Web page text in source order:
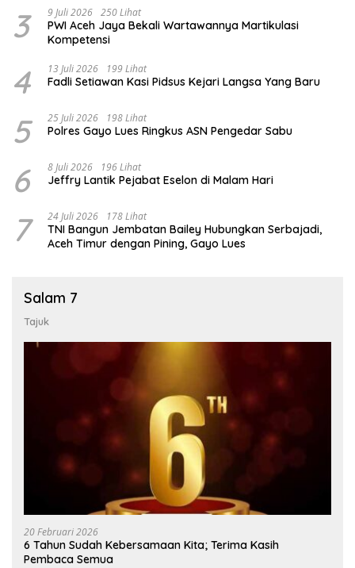
3 9 Juli 2026 250 Lihat
PWI Aceh Jaya Bekali Wartawannya Martikulasi
Kompetensi
4 13 Juli 2026 199 Lihat
Fadli Setiawan Kasi Pidsus Kejari Langsa Yang Baru
5 25 Juli 2026 198 Lihat
Polres Gayo Lues Ringkus ASN Pengedar Sabu
6 8 Juli 2026 196 Lihat
Jeffry Lantik Pejabat Eselon di Malam Hari
7 24 Juli 2026 178 Lihat
TNI Bangun Jembatan Bailey Hubungkan Serbajadi,
Aceh Timur dengan Pining, Gayo Lues
Salam 7
Tajuk
20 Februari 2026
6 Tahun Sudah Kebersamaan Kita; Terima Kasih
Pembaca Semua